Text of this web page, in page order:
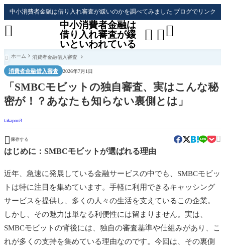
中小消費者金融は借り入れ審査が緩いのかを調べてみました ブログでリンク
中小消費者金融は
借り入れ審査が緩
いといわれている
 

 ホーム 消費者金融借入審査
消費者金融借入審査 2026年7月1日
「SMBCモビットの独自審査、実はこんな秘
密が！？あなたも知らない裏側とは」
takapon3
 保存する 
はじめに：SMBCモビットが選ばれる理由
近年、急速に発展している金融サービスの中でも、SMBCモビッ
トは特に注目を集めています。手軽に利用できるキャッシング
サービスを提供し、多くの人々の生活を支えているこの企業。
しかし、その魅力は単なる利便性には留まりません。実は、
SMBCモビットの背後には、独自の審査基準や仕組みがあり、こ
れが多くの支持を集めている理由なのです。今回は、その裏側